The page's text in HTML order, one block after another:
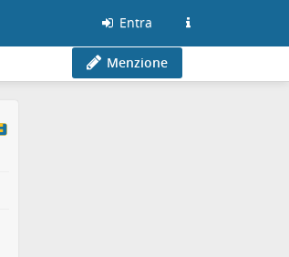
Entra
Menzione